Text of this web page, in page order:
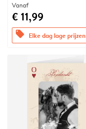
Vanaf
€ 11,99
offers Elke dag lage prijzen